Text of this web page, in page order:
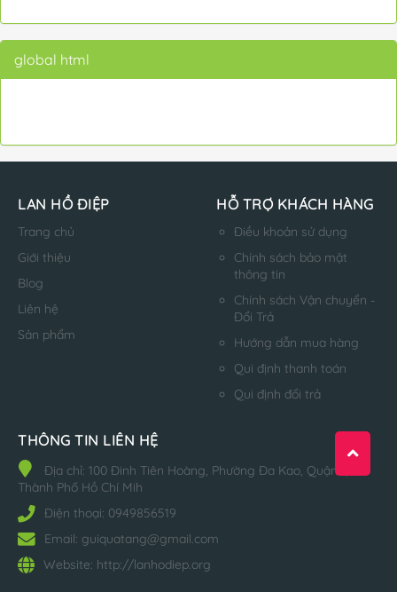
global html
LAN HỒ ĐIỆP
Trang chủ
Giới thiệu
Blog
Liên hệ
Sản phẩm
HỖ TRỢ KHÁCH HÀNG
Điều khoản sử dụng
Chính sách bảo mật
thông tin
Chính sách Vận chuyển -
Đổi Trả
Hướng dẫn mua hàng
Qui định thanh toán
Qui định đổi trả
THÔNG TIN LIÊN HỆ
Địa chỉ: 100 Đinh Tiên Hoàng, Phường Đa Kao, Quận 1,
Thành Phố Hồ Chí Mih
Điện thoại: 0949856519
Email: guiquatang@gmail.com
Website: http://lanhodiep.org